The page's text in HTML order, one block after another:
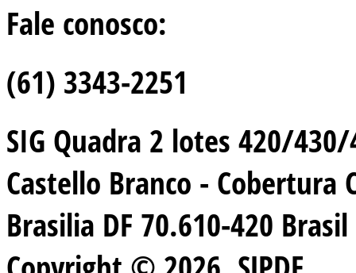
Fale conosco:
(61) 3343-2251
SIG Quadra 2 lotes 420/
Castello Branco - Cobertura
Brasilia DF 70.610-420 Brasil